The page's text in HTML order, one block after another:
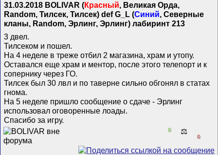
31.03.2018 BOLIVAR (Красный, Великая Орда,
Random, Тилсек, Тилсек) def G_L (Синий, Северные
кланы, Random, Эрлинг, Эрлинг) лабиринт 213
3 двел.
Тилсеком и пошел.
На 4 неделе в треже отбил 2 магазина, храм и утопу.
Оставался еще храм и ментор, после этого телепорт и к
сопернику через ГО.
Тилсек был 30 лвл и по таверне сильно обгонял в статах
гнома.
На 5 неделе пришло сообщение о сдаче - Эрлинг
использовал оговоренные лоады.
Спасибо за игру.
0 ⚖️
0